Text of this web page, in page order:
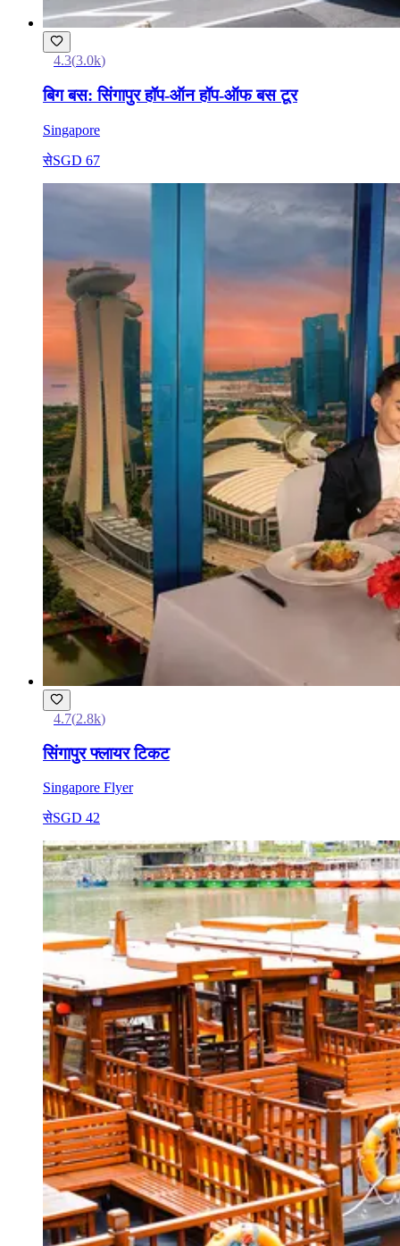
4.3(3.0k)
बिग बस: सिंगापुर हॉप-ऑन हॉप-ऑफ बस टूर
Singapore
सेSGD 67
4.7(2.8k)
सिंगापुर फ्लायर टिकट
Singapore Flyer
सेSGD 42